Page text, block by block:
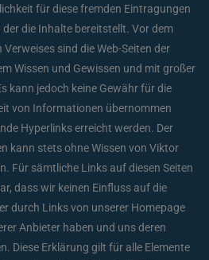
für diese fremden Eintragungen
der die Inhalte bereitstellt. Vor dem
sind die Web-Seiten der
Wissen und Gewissen und mit großer
kann jedoch keine Gewähr für die
von Informationen übernommen
Hyperlinks erreicht werden. Der
kann stets ohne Wissen von Viktor
Für sämtliche Links auf diesen Seiten
dass wir keinen Einfluss auf die
durch Links von unserer Homepage
Anbieter haben und uns deren
Diese Erklärung gilt für alle Elemente